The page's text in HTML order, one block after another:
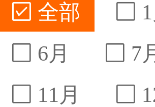
全部
6月
7
11月